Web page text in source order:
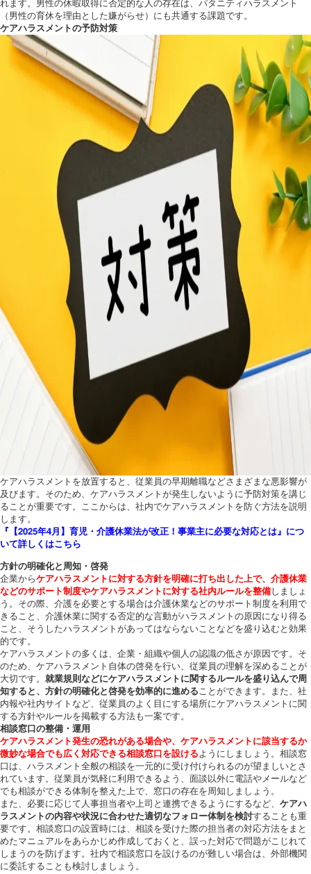
れます。男性の休暇取得に否定的な人の存在は、パタニティハラスメント
（男性の育休を理由とした嫌がらせ）にも共通する課題です。
ケアハラスメントの予防対策
ケアハラスメントを放置すると、従業員の早期離職などさまざまな悪影響が
及びます。そのため、ケアハラスメントが発生しないように予防対策を講じ
ることが重要です。ここからは、社内でケアハラスメントを防ぐ方法を説明
します。
『【2025年4月】育児・介護休業法が改正！事業主に必要な対応とは』につ
いて詳しくはこちら
方針の明確化と周知・啓発
企業からケアハラスメントに対する方針を明確に打ち出した上で、介護休業
などのサポート制度やケアハラスメントに対する社内ルールを整備 しましょ
う。その際、介護を必要とする場合は介護休業などのサポート制度を利用で
きること、介護休業に関する否定的な言動がハラスメントの原因になり得る
こと、そうしたハラスメントがあってはならないことなどを盛り込むと効果
的です。
ケアハラスメントの多くは、企業・組織や個人の認識の低さが原因です。そ
のため、ケアハラスメント自体の啓発を行い、従業員の理解を深めることが
大切です。 就業規則などにケアハラスメントに関するルールを盛り込んで周
知すると、方針の明確化と啓発を効率的に進めることができます。また、社
内報や社内サイトなど、従業員のよく目にする場所にケアハラスメントに関
する方針やルールを掲載する方法も一案です。
相談窓口の整備・運用
ケアハラスメント発生の恐れがある場合や、ケアハラスメントに該当するか
微妙な場合でも広く対応できる相談窓口を設けるようにしましょう。相談窓
口は、ハラスメント全般の相談を一元的に受け付けられるのが望ましいとさ
れています。従業員が気軽に利用できるよう、面談以外に電話やメールなど
でも相談ができる体制を整えた上で、窓口の存在を周知しましょう。
また、必要に応じて人事担当者や上司と連携できるようにするなど、 ケアハ
ラスメントの内容や状況に合わせた適切なフォロー体制を検討することも重
要です。相談窓口の設置時には、相談を受けた際の担当者の対応方法をまと
めたマニュアルをあらかじめ作成しておくと、誤った対応で問題がこじれて
しまうのを防げます。社内で相談窓口を設けるのが難しい場合は、外部機関
に委託することも検討しましょう。